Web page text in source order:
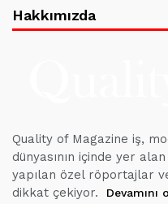
Hakkımızda
Quality of Magazine iş,
dünyasının içinde yer
yapılan özel röportajlar
dikkat çekiyor.
Devamını